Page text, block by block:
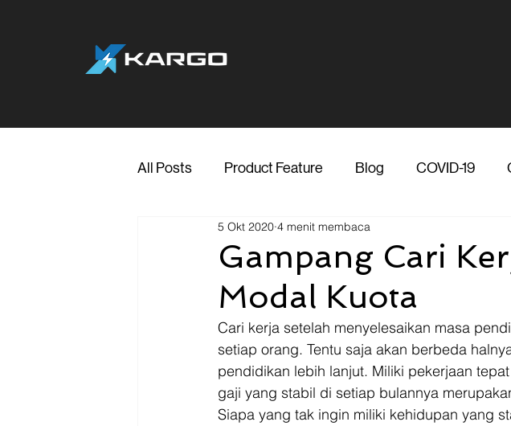
All Posts Product Feature Blog COVID-19
Marketing Media
Transporter Support Blog Vendor
Jakarta
Gampang Cari
Modal Kuota
5 Okt 2020 4 menit membaca
Cari kerja setelah menyelesaikan masa
setiap orang. Tentu saja akan berbeda
pendidikan lebih lanjut. Miliki pekerjaan
gaji yang stabil di setiap bulannya
Siapa yang tak ingin miliki kehidupan yang